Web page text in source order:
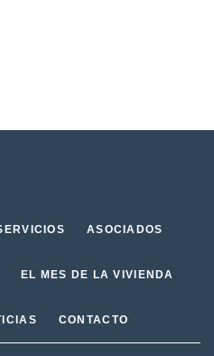
ASOCIADOS
EL MES DE LA VIVIENDA
CONTACTO